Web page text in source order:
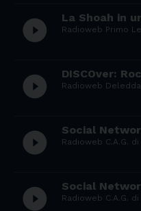
play_circle_filled La Shoah in
Radioweb Primo
play_circle_filled DISCOver:
Radioweb Deledda
play_circle_filled Social
Radioweb C.A.G.
play_circle_filled Social
Radioweb C.A.G.